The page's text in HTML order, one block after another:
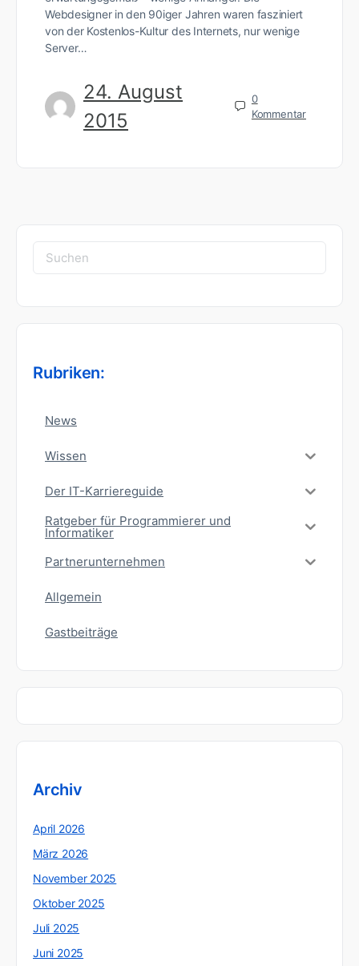
Webdesigner in den 90iger Jahren waren fasziniert
von der Kostenlos-Kultur des Internets, nur wenige
Server…
24. August
2015
0
Kommentar
Suchen
nach:
Rubriken:
News
Wissen
Der IT-Karriereguide
Ratgeber für Programmierer und
Informatiker
Partnerunternehmen
Allgemein
Gastbeiträge
Archiv
April 2026
März 2026
November 2025
Oktober 2025
Juli 2025
Juni 2025